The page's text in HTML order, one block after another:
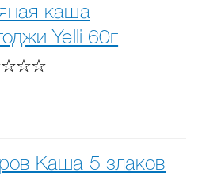
каша
Yelli 60г
Каша 5 злаков